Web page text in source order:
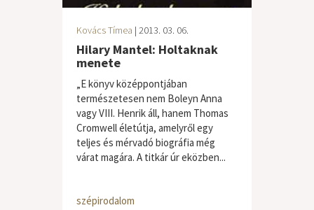
Kovács Tímea | 2013. 03. 06.
Hilary Mantel: Holtaknak
menete
„E könyv középpontjában
természetesen nem Boleyn Anna
vagy VIII. Henrik áll, hanem Thomas
Cromwell életútja, amelyről egy
teljes és mérvadó biográfia még
várat magára. A titkár úr eközben...
szépirodalom